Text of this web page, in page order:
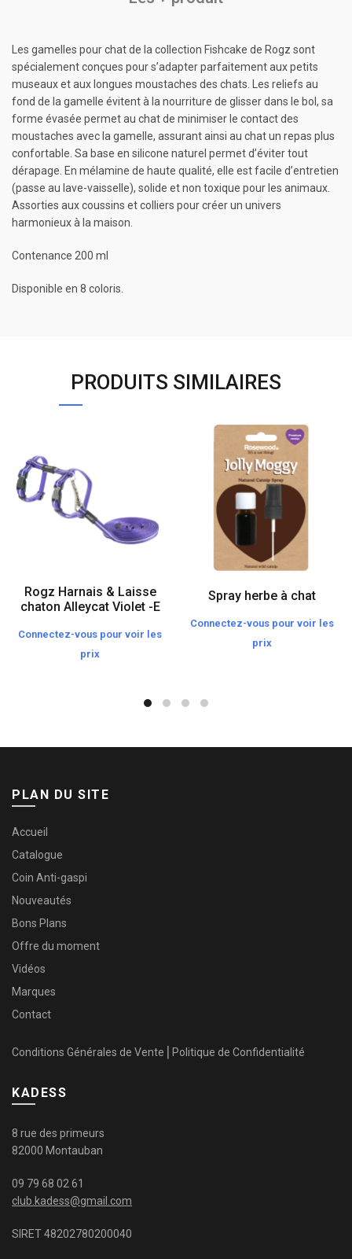
Les gamelles pour chat de la collection Fishcake de Rogz sont
spécialement conçues pour s’adapter parfaitement aux petits
museaux et aux longues moustaches des chats. Les reliefs au
fond de la gamelle évitent à la nourriture de glisser dans le bol, sa
forme évasée permet au chat de minimiser le contact des
moustaches avec la gamelle, assurant ainsi au chat un repas plus
confortable. Sa base en silicone naturel permet d’éviter tout
dérapage. En mélamine de haute qualité, elle est facile d’entretien
(passe au lave-vaisselle), solide et non toxique pour les animaux.
Assorties aux coussins et colliers pour créer un univers
harmonieux à la maison.
Contenance 200 ml
Disponible en 8 coloris.
PRODUITS SIMILAIRES
Rogz Harnais & Laisse
chaton Alleycat Violet -E
Connectez-vous pour voir les
prix
Spray herbe à chat
Connectez-vous pour voir les
prix
PLAN DU SITE
Accueil
Catalogue
Coin Anti-gaspi
Nouveautés
Bons Plans
Offre du moment
Vidéos
Marques
Contact
Conditions Générales de Vente Politique de Confidentialité
KADESS
8 rue des primeurs
82000 Montauban
09 79 68 02 61
club.kadess@gmail.com
SIRET 48202780200040